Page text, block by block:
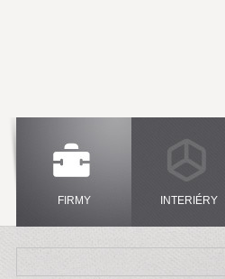
FIRMY INTERIÉRY